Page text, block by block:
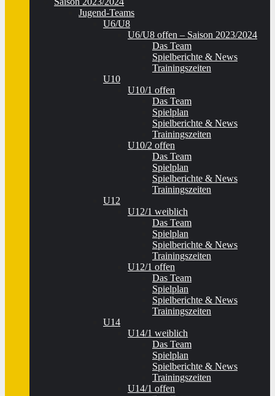
Jugend-Teams
U6/U8
U6/U8 offen – Saison 2023/2024
Das Team
Spielberichte & News
Trainingszeiten
U10
U10/1 offen
Das Team
Spielplan
Spielberichte & News
Trainingszeiten
U10/2 offen
Das Team
Spielplan
Spielberichte & News
Trainingszeiten
U12
U12/1 weiblich
Das Team
Spielplan
Spielberichte & News
Trainingszeiten
U12/1 offen
Das Team
Spielplan
Spielberichte & News
Trainingszeiten
U14
U14/1 weiblich
Das Team
Spielplan
Spielberichte & News
Trainingszeiten
U14/1 offen